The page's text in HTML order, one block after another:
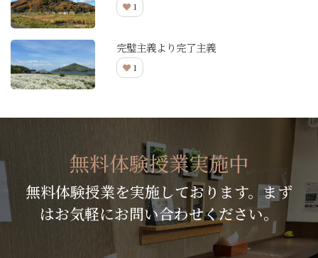
1
完璧主義より完了主義
1
無料体験授業実施中
無料体験授業を実施しております。まず
はお気軽にお問い合わせください。